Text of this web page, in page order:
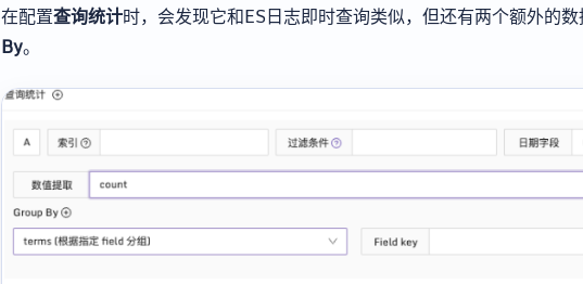
在配置查询统计时，会发现它和ES日志即时查询类似，但还有两个额外的数
By。